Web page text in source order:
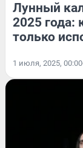
Лунный
2025 года:
только
1 июля, 2025, 00:00